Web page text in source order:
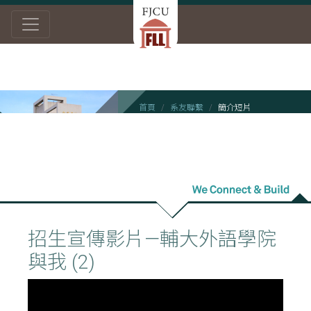
首頁 系友聯繫 簡介短片
招生宣傳影片—輔大外語學院
與我 (2)